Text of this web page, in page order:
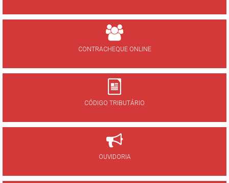
CONTRACHEQUE ONLINE
CÓDIGO TRIBUTÁRIO
OUVIDORIA